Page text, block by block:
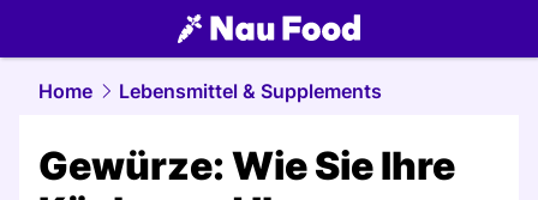
food.NAU.ch
Home Lebensmittel & Supplements
Gewürze: Wie Sie Ihre